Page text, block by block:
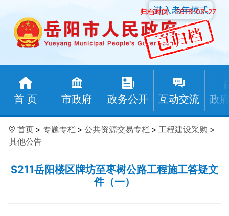
归档时间：2018-03-27
首 页 市政府 政务公开 互动交流 政
进入老年模式
首页 > 专题专栏 > 公共资源交易专栏 > 工程建设采购 >
其他公告
S211岳阳楼区牌坊至枣树公路工程施工答疑文
件（一）